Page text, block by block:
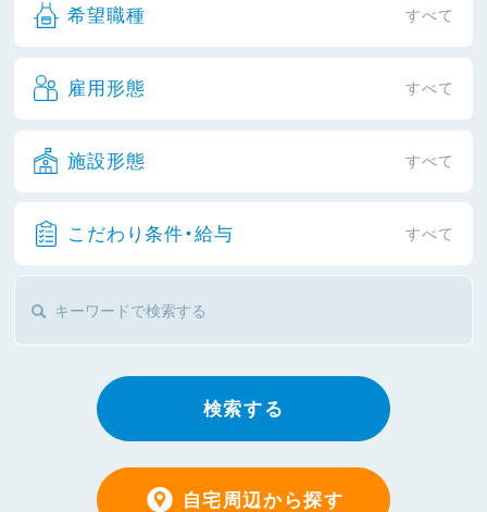
希望職種 すべて
雇用形態 すべて
施設形態 すべて
こだわり条件・給与 すべて
検索する
自宅周辺から探す